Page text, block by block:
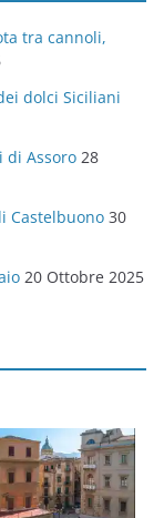
tra cannoli,
dolci Siciliani
di Assoro 28
Castelbuono 30
20 Ottobre 2025